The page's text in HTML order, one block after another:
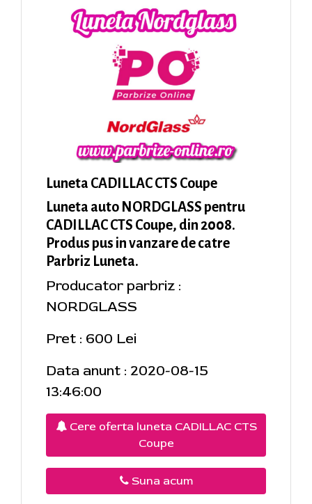
Luneta CADILLAC CTS Coupe
Luneta auto NORDGLASS pentru
CADILLAC CTS Coupe, din 2008.
Produs pus in vanzare de catre
Parbriz Luneta.
Producator parbriz :
NORDGLASS
Pret : 600 Lei
Data anunt : 2020-08-15
13:46:00
Cere oferta luneta CADILLAC CTS
Coupe
Suna acum